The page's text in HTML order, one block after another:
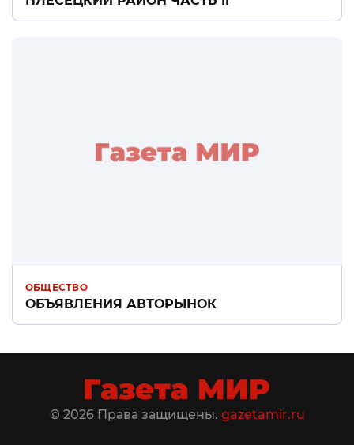
ОБЩЕСТВО
ОБЪЯВЛЕНИЯ АВТОРЫНОК
© 2026 Права защищены. gazetamir.ru